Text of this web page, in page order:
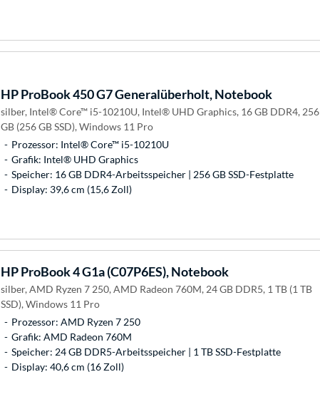
HPProBook 450 G7 Generalüberholt, Notebook
silber, Intel® Core™ i5-10210U, Intel® UHD Graphics, 16 GB DDR4, 256
GB (256 GB SSD), Windows 11 Pro
Prozessor: Intel® Core™ i5-10210U
Grafik: Intel® UHD Graphics
Speicher: 16 GB DDR4-Arbeitsspeicher | 256 GB SSD-Festplatte
Display: 39,6 cm (15,6 Zoll)
HPProBook 4 G1a (C07P6ES), Notebook
silber, AMD Ryzen 7 250, AMD Radeon 760M, 24 GB DDR5, 1 TB (1 TB
SSD), Windows 11 Pro
Prozessor: AMD Ryzen 7 250
Grafik: AMD Radeon 760M
Speicher: 24 GB DDR5-Arbeitsspeicher | 1 TB SSD-Festplatte
Display: 40,6 cm (16 Zoll)